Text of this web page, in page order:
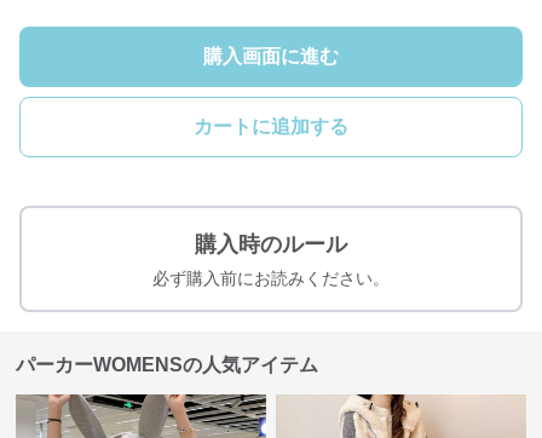
購入画面に進む
カートに追加する
購入時のルール
必ず購入前にお読みください。
パーカーWOMENSの人気アイテム